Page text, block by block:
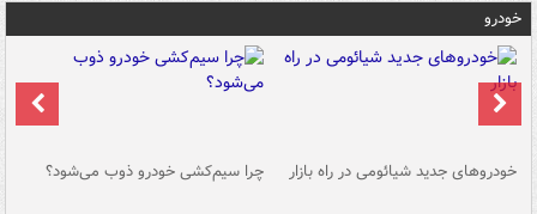
خودرو
خودروهای جدید شیائومی در راه بازار چرا سیم‌کشی خودرو ذوب می‌شود؟